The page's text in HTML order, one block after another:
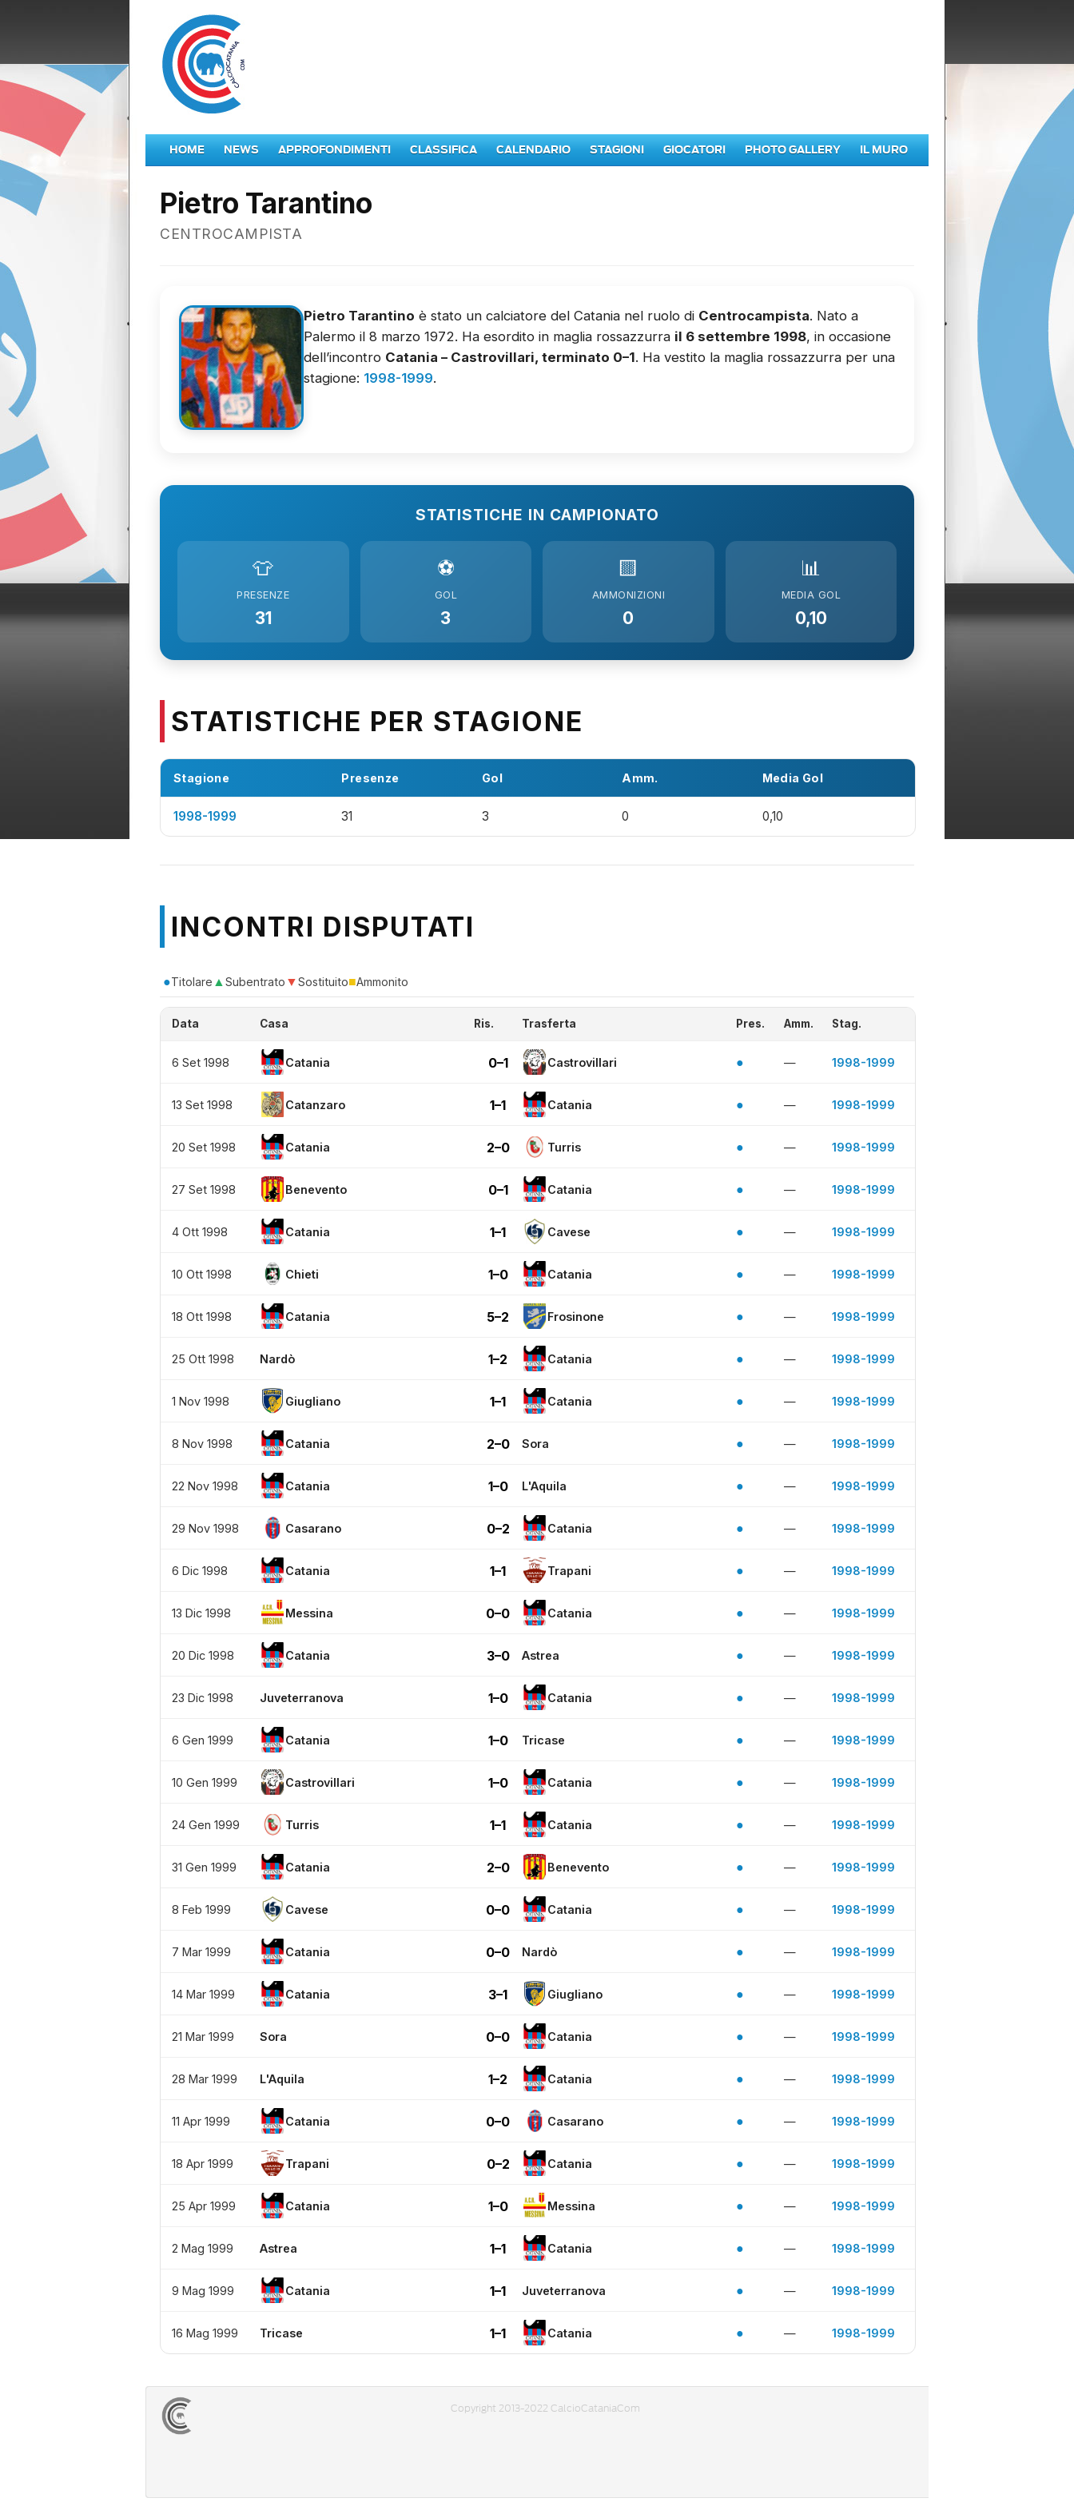
HOME NEWS APPROFONDIMENTI CLASSIFICA CALENDARIO STAGIONI GIOCATORI PHOTO GALLERY IL MURO
Pietro Tarantino
CENTROCAMPISTA
Pietro Tarantino è stato un calciatore del Catania nel ruolo di Centrocampista. Nato a
Palermo il 8 marzo 1972. Ha esordito in maglia rossazzurra il 6 settembre 1998, in occasione
dell’incontro Catania – Castrovillari, terminato 0–1. Ha vestito la maglia rossazzurra per una
stagione: 1998-1999.
STATISTICHE IN CAMPIONATO
👕
PRESENZE
31
⚽
GOL
3
🟨
AMMONIZIONI
0
📊
MEDIA GOL
0,10
STATISTICHE PER STAGIONE
Stagione Presenze Gol Amm. Media Gol
1998-1999 31 3 0 0,10
INCONTRI DISPUTATI
●Titolare ▲Subentrato ▼Sostituito■Ammonito
Data Casa Ris. Trasferta Pres. Amm. Stag.
6 Set 1998 Catania 0–1 Castrovillari ● — 1998-1999
13 Set 1998 Catanzaro 1–1 Catania ● — 1998-1999
20 Set 1998 Catania 2–0 Turris ● — 1998-1999
27 Set 1998 Benevento 0–1 Catania ● — 1998-1999
4 Ott 1998 Catania 1–1 Cavese ● — 1998-1999
10 Ott 1998 Chieti 1–0 Catania ● — 1998-1999
18 Ott 1998 Catania 5–2 Frosinone ● — 1998-1999
25 Ott 1998 Nardò 1–2 Catania ● — 1998-1999
1 Nov 1998 Giugliano 1–1 Catania ● — 1998-1999
8 Nov 1998 Catania 2–0 Sora ● — 1998-1999
22 Nov 1998 Catania 1–0 L'Aquila ● — 1998-1999
29 Nov 1998 Casarano 0–2 Catania ● — 1998-1999
6 Dic 1998 Catania 1–1 Trapani ● — 1998-1999
13 Dic 1998 Messina 0–0 Catania ● — 1998-1999
20 Dic 1998 Catania 3–0 Astrea ● — 1998-1999
23 Dic 1998 Juveterranova 1–0 Catania ● — 1998-1999
6 Gen 1999 Catania 1–0 Tricase ● — 1998-1999
10 Gen 1999 Castrovillari 1–0 Catania ● — 1998-1999
24 Gen 1999 Turris 1–1 Catania ● — 1998-1999
31 Gen 1999 Catania 2–0 Benevento ● — 1998-1999
8 Feb 1999 Cavese 0–0 Catania ● — 1998-1999
7 Mar 1999 Catania 0–0 Nardò ● — 1998-1999
14 Mar 1999 Catania 3–1 Giugliano ● — 1998-1999
21 Mar 1999 Sora 0–0 Catania ● — 1998-1999
28 Mar 1999 L'Aquila 1–2 Catania ● — 1998-1999
11 Apr 1999 Catania 0–0 Casarano ● — 1998-1999
18 Apr 1999 Trapani 0–2 Catania ● — 1998-1999
25 Apr 1999 Catania 1–0 Messina ● — 1998-1999
2 Mag 1999 Astrea 1–1 Catania ● — 1998-1999
9 Mag 1999 Catania 1–1 Juveterranova ● — 1998-1999
16 Mag 1999 Tricase 1–1 Catania ● — 1998-1999
Copyright 2013-2022 CalcioCataniaCom